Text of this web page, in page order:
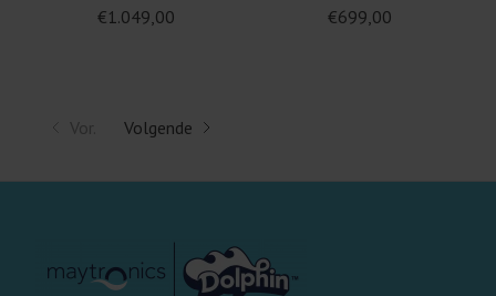
€1.049,00
€699,00
Vor. Volgende